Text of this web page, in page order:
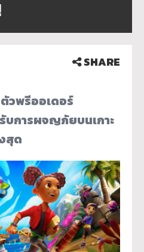
SHARE
วพรีออเดอร์
บการผจญภัยบนเกาะ
สุด